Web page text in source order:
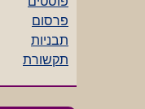
פרסום
תבניות
תקשורת